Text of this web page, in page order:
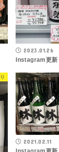
2023.01.26
Instagram更新
2021.02.11